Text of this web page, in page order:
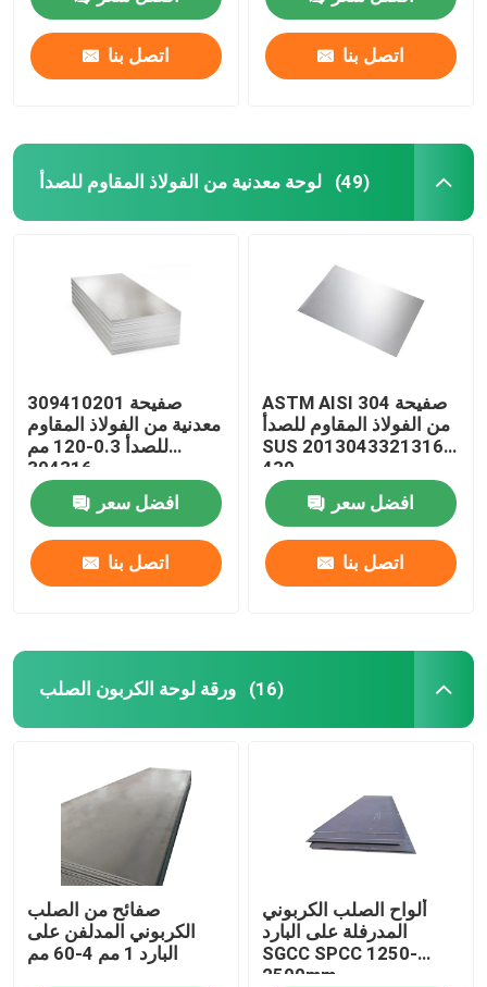
اتصل بنا اتصل بنا
لوحة معدنية من الفولاذ المقاوم للصدأ (49)
309410201 صفيحة
معدنية من الفولاذ المقاوم
للصدأ 0.3-120 مم
304316
افضل سعر
اتصل بنا
ASTM AISI 304 صفيحة
من الفولاذ المقاوم للصدأ
SUS 2013043321316L
430
افضل سعر
اتصل بنا
ورقة لوحة الكربون الصلب (16)
صفائح من الصلب
الكربوني المدلفن على
البارد 1 مم 4-60 مم
ألواح الصلب الكربوني
المدرفلة على البارد
SGCC SPCC 1250-
2500mm